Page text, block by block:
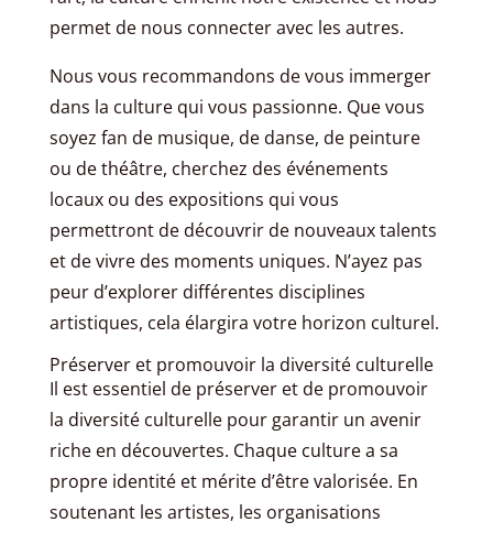
permet de nous connecter avec les autres.
Nous vous recommandons de vous immerger
dans la culture qui vous passionne. Que vous
soyez fan de musique, de danse, de peinture
ou de théâtre, cherchez des événements
locaux ou des expositions qui vous
permettront de découvrir de nouveaux talents
et de vivre des moments uniques. N’ayez pas
peur d’explorer différentes disciplines
artistiques, cela élargira votre horizon culturel.
Préserver et promouvoir la diversité culturelle
Il est essentiel de préserver et de promouvoir
la diversité culturelle pour garantir un avenir
riche en découvertes. Chaque culture a sa
propre identité et mérite d’être valorisée. En
soutenant les artistes, les organisations